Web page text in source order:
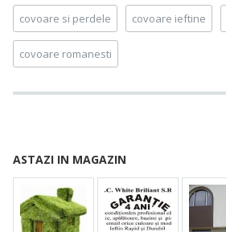
covoare si perdele covoare ieftine
covoare romanesti
ASTAZI IN MAGAZIN